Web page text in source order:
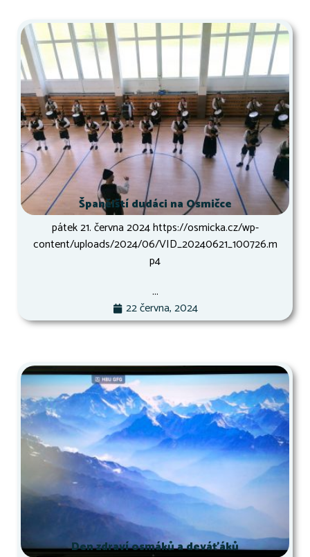
Španělští dudáci na Osmičce
pátek 21. června 2024 https://osmicka.cz/wp-
content/uploads/2024/06/VID_20240621_100726.m
p4
...
22 června, 2024
Den zdraví osmáků a deváťáků